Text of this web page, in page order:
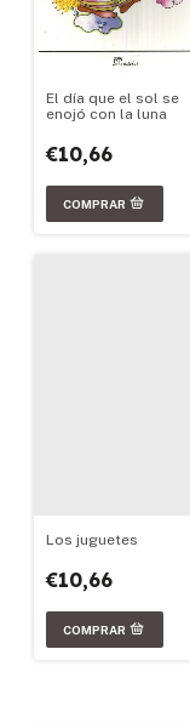
El día que el sol se
enojó con la luna
€10,66
Los juguetes
€10,66